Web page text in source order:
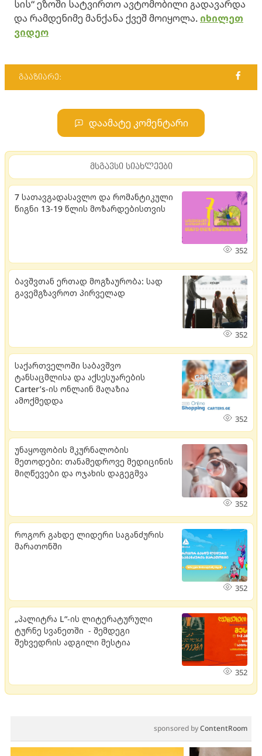
სის“ ეზო­ში სატ­ვირ­თო ავ­ტო­მო­ბი­ლი გა­და­ვარ­და
და რამ­დე­ნი­მე მან­ქა­ნა ქვეშ მო­ი­ყო­ლა. იხილეთ
ვიდეო
გააზიარე:
დაამატე კომენტარი
მსგავსი სიახლეები
7 სათავგადასავლო და რომანტიკული
წიგნი 13-19 წლის მოზარდებისთვის
352
ბავშვთან ერთად მოგზაურობა: სად
გავემგზავროთ პირველად
352
საქართველოში საბავშვო
ტანსაცმლისა და აქსესუარების
Carter’s-ის ონლაინ მაღაზია
ამოქმედდა
352
უნაყოფობის მკურნალობის
მეთოდები: თანამედროვე მედიცინის
მიღწევები და ოჯახის დაგეგმვა
352
როგორ გახდე ლიდერი საგანძურის
მარათონში
352
„პალიტრა L“-ის ლიტერატურული
ტურნე სვანეთში - შემდეგი
შეხვედრის ადგილი მესტია
352
sponsored byContentRoom